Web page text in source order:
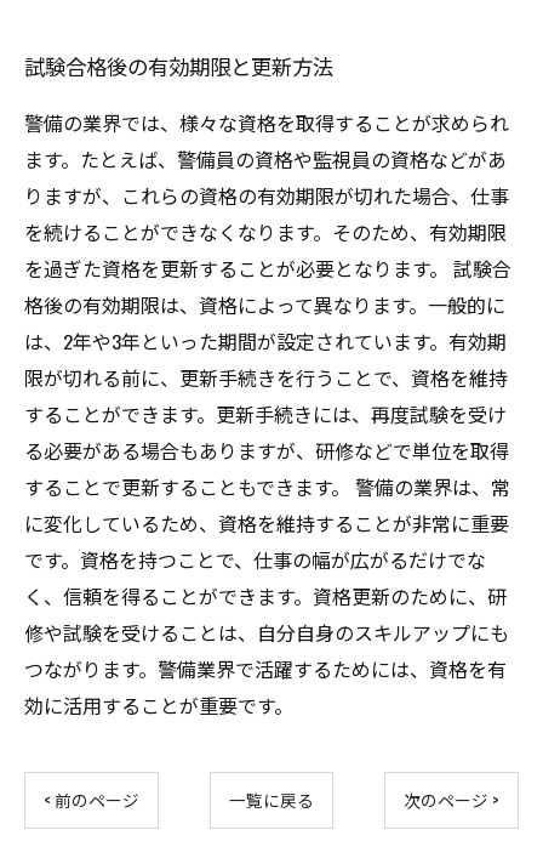
試験合格後の有効期限と更新方法
警備の業界では、様々な資格を取得することが求められ
ます。たとえば、警備員の資格や監視員の資格などがあ
りますが、これらの資格の有効期限が切れた場合、仕事
を続けることができなくなります。そのため、有効期限
を過ぎた資格を更新することが必要となります。 試験合
格後の有効期限は、資格によって異なります。一般的に
は、2年や3年といった期間が設定されています。有効期
限が切れる前に、更新手続きを行うことで、資格を維持
することができます。更新手続きには、再度試験を受け
る必要がある場合もありますが、研修などで単位を取得
することで更新することもできます。 警備の業界は、常
に変化しているため、資格を維持することが非常に重要
です。資格を持つことで、仕事の幅が広がるだけでな
く、信頼を得ることができます。資格更新のために、研
修や試験を受けることは、自分自身のスキルアップにも
つながります。警備業界で活躍するためには、資格を有
効に活用することが重要です。
< 前のページ 一覧に戻る 次のページ >